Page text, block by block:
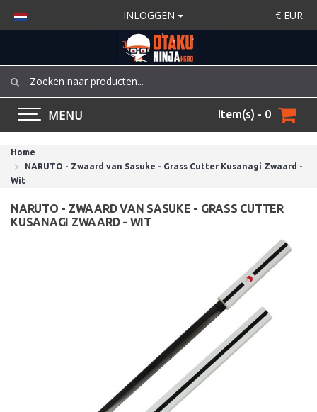
INLOGGEN € EUR
MENU Item(s) - 0
Home
NARUTO - Zwaard van Sasuke - Grass Cutter Kusanagi Zwaard -
Wit
NARUTO - ZWAARD VAN SASUKE - GRASS CUTTER
KUSANAGI ZWAARD - WIT